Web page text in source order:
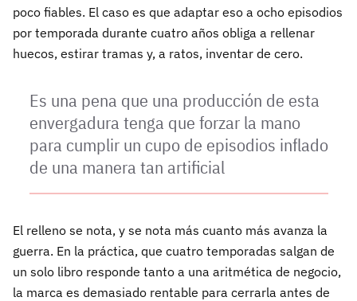
poco fiables. El caso es que adaptar eso a ocho episodios
por temporada durante cuatro años obliga a rellenar
huecos, estirar tramas y, a ratos, inventar de cero.
Es una pena que una producción de esta
envergadura tenga que forzar la mano
para cumplir un cupo de episodios inflado
de una manera tan artificial
El relleno se nota, y se nota más cuanto más avanza la
guerra. En la práctica, que cuatro temporadas salgan de
un solo libro responde tanto a una aritmética de negocio,
la marca es demasiado rentable para cerrarla antes de